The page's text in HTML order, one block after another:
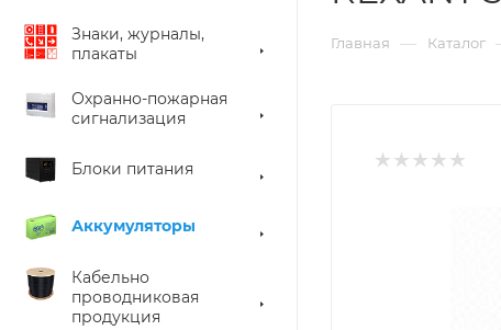
Знаки, журналы,
плакаты
Охранно-пожарная
сигнализация
Блоки питания
Аккумуляторы
Кабельно
проводниковая
продукция
Главная — Каталог